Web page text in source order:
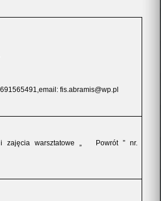
fis.abramis@wp.pl
zajęcia warsztatowe „ Powrót ” nr.